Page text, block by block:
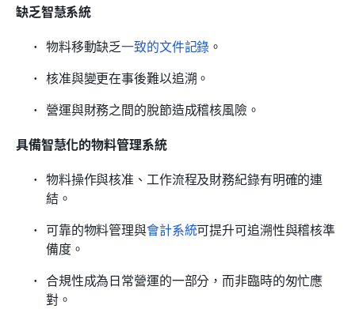
缺乏智慧系統
物料移動缺乏一致的文件記錄 。
核准與變更在事後難以追溯。
營運與財務之間的脫節造成稽核風險。
具備智慧化的物料管理系統
物料操作與核准、工作流程及財務紀錄有明確的連
結。
可靠的物料管理與會計系統可提升可追溯性與稽核準
備度。
合規性成為日常營運的一部分，而非臨時的匆忙應
對。